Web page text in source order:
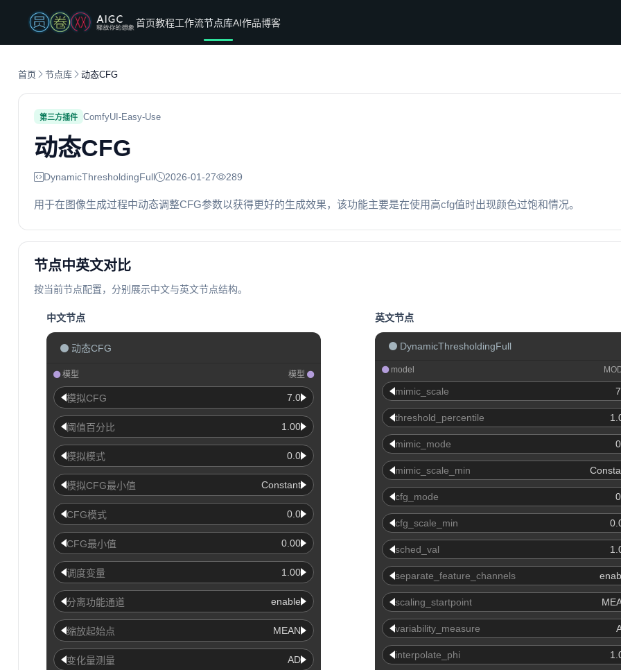
首页教程工作流节点库AI作品博客
首页 节点库 动态CFG
第三方插件 ComfyUI-Easy-Use
动态CFG
DynamicThresholdingFull 2026-01-27 289
用于在图像生成过程中动态调整CFG参数以获得更好的生成效果，该功能主要是在使用高cfg值时出现颜色过饱和情况。
节点中英文对比
按当前节点配置，分别展示中文与英文节点结构。
中文节点
动态CFG
模型 模型
模拟CFG 7.0
阈值百分比 1.00
模拟模式 0.0
模拟CFG最小值 Constant
CFG模式 0.0
CFG最小值 0.00
调度变量 1.00
分离功能通道 enable
缩放起始点 MEAN
变化量测量 AD
英文节点
DynamicThresholdingFull
model
mimic_scale
threshold_percentile
mimic_mode
mimic_scale_min
cfg_mode
cfg_scale_min
sched_val
separate_feature_channels
scaling_startpoint
variability_measure
interpolate_phi